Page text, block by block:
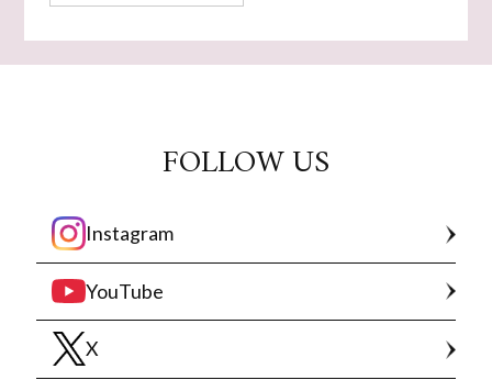
FOLLOW US
Instagram
YouTube
X